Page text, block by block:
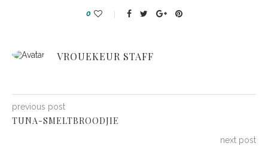
0
VROUEKEUR STAFF
previous post
TUNA-SMELTBROODJIE
next post